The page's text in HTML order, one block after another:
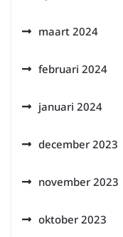
maart 2024
februari 2024
januari 2024
december 2023
november 2023
oktober 2023